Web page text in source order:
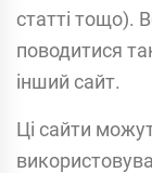
статті тощо).
поводитися
інший сайт.
Ці сайти